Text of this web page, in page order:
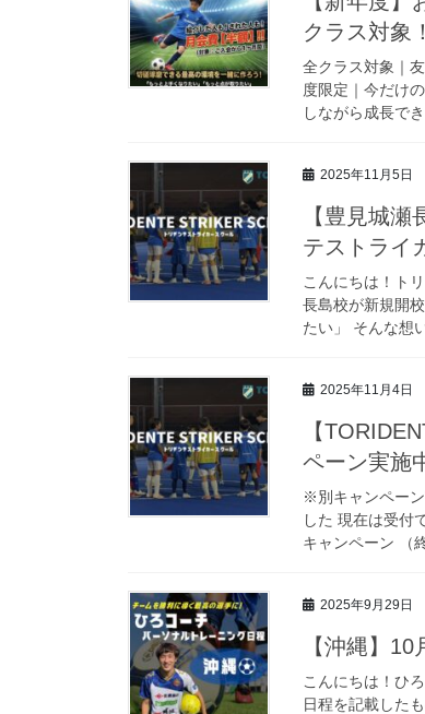
クラス対象
全クラス対象｜
度限定｜今だけ
しながら成長で
2025年11月5日
【豊見城
テストライ
こんにちは！ト
長島校が新規開
たい」 そんな想
2025年11月4日
【
ペーン実施
※別キャンペー
した 現在は受付
キャンペーン （
2025年9月29日
【沖縄】
こんにちは！ひ
日程を記載した